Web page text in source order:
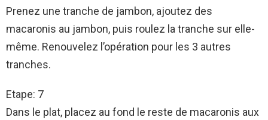
Prenez une tranche de jambon, ajoutez des
macaronis au jambon, puis roulez la tranche sur elle-
même. Renouvelez l’opération pour les 3 autres
tranches.
Etape: 7
Dans le plat, placez au fond le reste de macaronis aux